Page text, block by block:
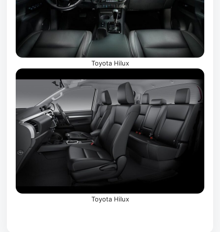
Toyota Hilux
Toyota Hilux